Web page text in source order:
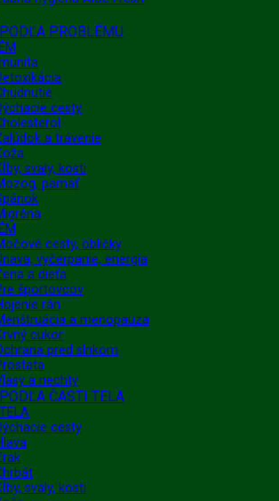
PROBLÉMU
cesty
a trávenie
svaly, kosti
pamäť
cesty, obličky
vyčerpanie, energia
a dieťa
športovcov
rán
a menopauza
cukor
pred slnkom
a nechty
ČASTI TELA
cesty
svaly, kosti